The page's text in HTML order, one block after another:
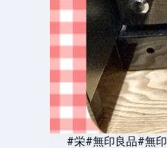
#栄#無印良品#無印